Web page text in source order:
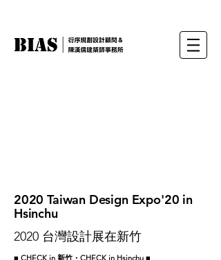
2020 Taiwan Design Expo'20 in
Hsinchu
2020 台灣設計展在新竹
■ CHECK in 新竹・CHECK in Hsinchu ■